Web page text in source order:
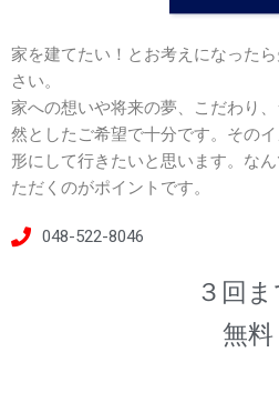
家を建てたい！とお考えになった
さい。
家への想いや将来の夢、こだわり
然としたご希望で十分です。その
形にして行きたいと思います。な
ただくのがポイントです。
048-522-8046
３回
無料